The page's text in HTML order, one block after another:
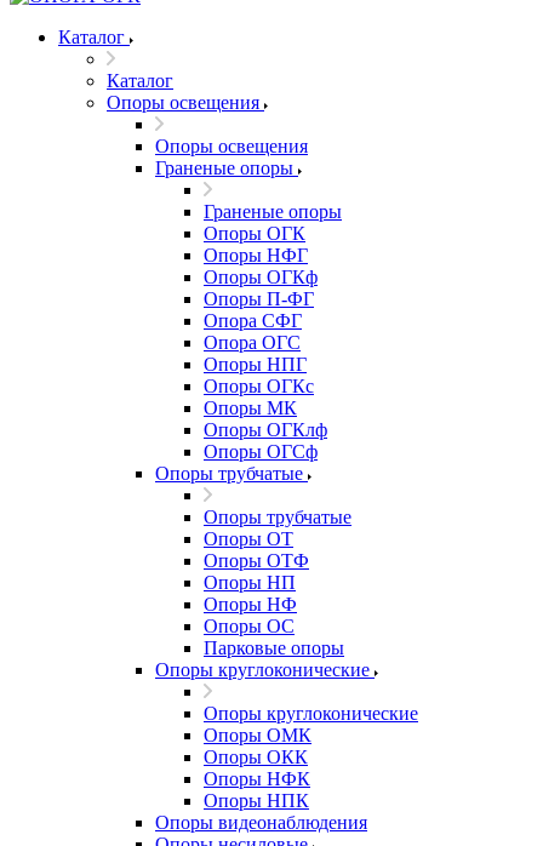
Каталог
Каталог
Опоры освещения
Опоры освещения
Граненые опоры
Граненые опоры
Опоры ОГК
Опоры НФГ
Опоры ОГКф
Опоры П-ФГ
Опора СФГ
Опора ОГС
Опоры НПГ
Опоры ОГКс
Опоры МК
Опоры ОГКлф
Опоры ОГСф
Опоры трубчатые
Опоры трубчатые
Опоры ОТ
Опоры ОТФ
Опоры НП
Опоры НФ
Опоры ОС
Парковые опоры
Опоры круглоконические
Опоры круглоконические
Опоры ОМК
Опоры ОКК
Опоры НФК
Опоры НПК
Опоры видеонаблюдения